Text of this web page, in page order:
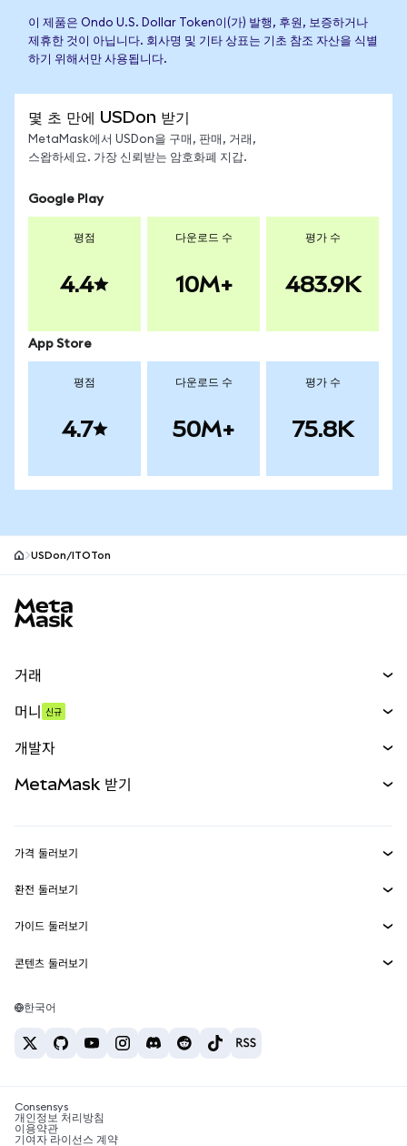
이 제품은 Ondo U.S. Dollar Token이(가) 발행, 후원, 보증하거나
제휴한 것이 아닙니다. 회사명 및 기타 상표는 기초 참조 자산을 식별
하기 위해서만 사용됩니다.
몇 초 만에 USDon 받기
MetaMask에서 USDon을 구매, 판매, 거래,
스왑하세요. 가장 신뢰받는 암호화폐 지갑.
Google Play
평점
4.4
다운로드 수
10M+
평가 수
483.9K
App Store
평점
4.7
다운로드 수
50M+
평가 수
75.8K
USDon/ITOTon
거래
무기한 선물
실물자산
머니 신규
개발자
MetaMask Connect
Snaps
웹3 서비스
MetaMask 받기
보안
고객 지원
채용
가격 둘러보기
이더리움 가격
솔라나 가격
테더 가격
환전 둘러보기
ETH를 USD로 환전
USDT를 INR로 환전
BTC를 INR로 환전
ETH를 USDT로 환전
가이드 둘러보기
ETH 매수
USDT 매수
SHIB 매수
BNB 매수
콘텐츠 둘러보기
솔라나 지갑
암호화폐 세금 뉴스
암호화폐 매수 방법
한국어
Consensys
개인정보 처리방침
이용약관
기여자 라이선스 계약